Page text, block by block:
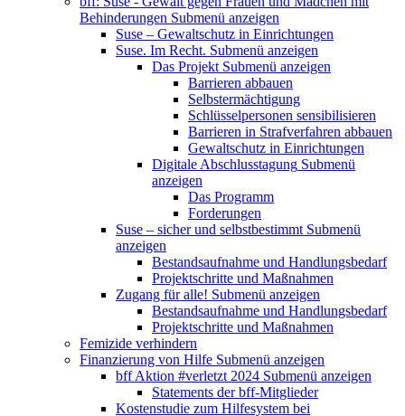
Behinderungen Submenü anzeigen
Suse – Gewaltschutz in Einrichtungen
Suse. Im Recht. Submenü anzeigen
Das Projekt Submenü anzeigen
Barrieren abbauen
Selbstermächtigung
Schlüsselpersonen sensibilisieren
Barrieren in Strafverfahren abbauen
Gewaltschutz in Einrichtungen
Digitale Abschlusstagung Submenü
anzeigen
Das Programm
Forderungen
Suse – sicher und selbstbestimmt Submenü
anzeigen
Bestandsaufnahme und Handlungsbedarf
Projektschritte und Maßnahmen
Zugang für alle! Submenü anzeigen
Bestandsaufnahme und Handlungsbedarf
Projektschritte und Maßnahmen
Femizide verhindern
Finanzierung von Hilfe Submenü anzeigen
bff Aktion #verletzt 2024 Submenü anzeigen
Statements der bff-Mitglieder
Kostenstudie zum Hilfesystem bei